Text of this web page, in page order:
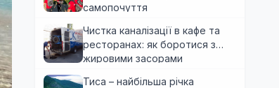
самопочуття
Чистка каналізації в кафе та
ресторанах: як боротися з
жировими засорами
Тиса – найбільша річка